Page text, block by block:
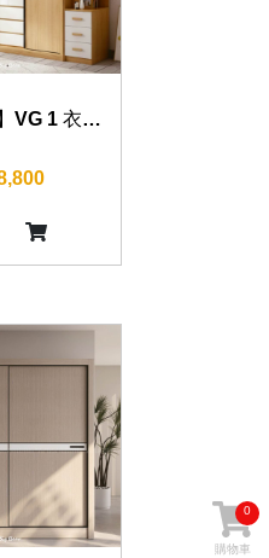
【現代簡約】VG 1 衣櫃 200cm
購物車
0